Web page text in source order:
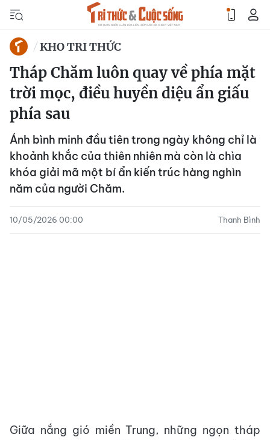
KHO TRI THỨC
Tháp Chăm luôn quay về phía mặt
trời mọc, điều huyền diệu ẩn giấu
phía sau
Ánh bình minh đầu tiên trong ngày không chỉ là
khoảnh khắc của thiên nhiên mà còn là chìa
khóa giải mã một bí ẩn kiến trúc hàng nghìn
năm của người Chăm.
10/05/2026 00:00 Thanh Bình
Giữa nắng gió miền Trung, những ngọn tháp